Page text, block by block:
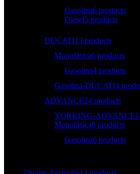
Gasolina6 products
Diesel5 products
DUCATI13 products
Monofásica6 products
Gasolina4 products
Gasolina-DUCATI4
ADVANCE24 products
YORKING-ADVANCE
Monofásica8 products
Gasolina6 products